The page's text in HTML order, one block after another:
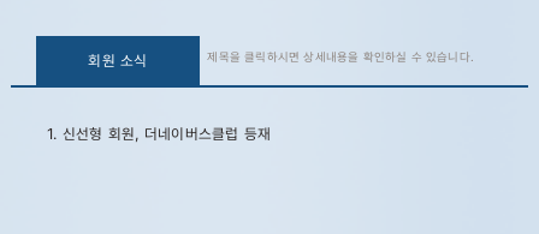
회원 소식 제목을 클릭하시면 상세내용을 확인하실 수 있습니다.
1. 신선형 회원, 더네이버스클럽 등재